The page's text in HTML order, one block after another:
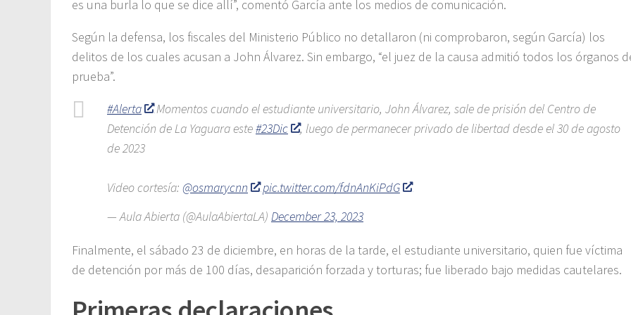
es una burla lo que se dice allí”, comentó García ante los medios de comunicación.
Según la defensa, los fiscales del Ministerio Público no detallaron (ni comprobaron, según García) los
delitos de los cuales acusan a John Álvarez. Sin embargo, “el juez de la causa admitió todos los órganos
prueba”.
#Alerta
Momentos cuando el estudiante universitario, John Álvarez, sale de prisión del Centro de
Detención de La Yaguara este#23Dic
, luego de permanecer privado de libertad desde el 30 de agosto
de 2023
Video cortesía: @osmarycnn
pic.twitter.com/fdnAnKiPdG
— Aula Abierta (@AulaAbiertaLA) December 23, 2023
Finalmente, el sábado 23 de diciembre, en horas de la tarde, el estudiante universitario, quien fue víctima
de detención por más de 100 días, desaparición forzada y torturas; fue liberado bajo medidas cautelares.